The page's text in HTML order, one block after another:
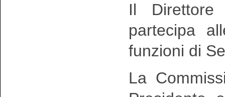
Il Direttore
partecipa
funzioni di
La